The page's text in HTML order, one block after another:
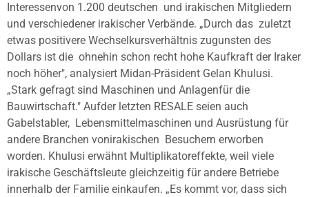
Interessenvon 1.200 deutschen und irakischen Mitgliedern
und verschiedener irakischer Verbände. „Durch das zuletzt
etwas positivere Wechselkursverhältnis zugunsten des
Dollars ist die ohnehin schon recht hohe Kaufkraft der Iraker
noch höher", analysiert Midan-Präsident Gelan Khulusi.
„Stark gefragt sind Maschinen und Anlagenfür die
Bauwirtschaft." Aufder letzten RESALE seien auch
Gabelstabler, Lebensmittelmaschinen und Ausrüstung für
andere Branchen vonirakischen Besuchern erworben
worden. Khulusi erwähnt Multiplikatoreffekte, weil viele
irakische Geschäftsleute gleichzeitig für andere Betriebe
innerhalb der Familie einkaufen. „Es kommt vor, dass sich